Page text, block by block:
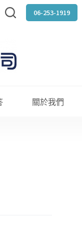
06-253-1919
關於我們